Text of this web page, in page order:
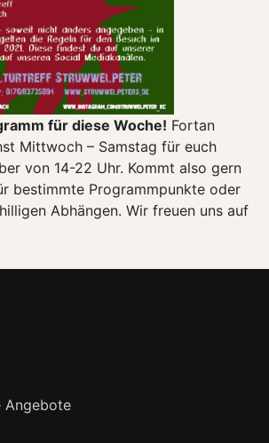
für diese Woche! Fortan
Mittwoch – Samstag für euch
von 14-22 Uhr. Kommt also gern
bestimmte Programmpunkte oder
Abhängen. Wir freuen uns auf
Angebote